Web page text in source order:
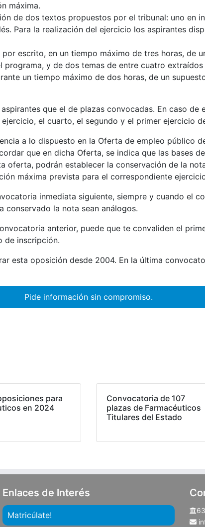
máxima.
de dos textos propuestos por el tribunal: uno en
Para la realización del ejercicio los aspirantes
escrito, en un tiempo máximo de tres horas, de
programa, y de dos temas de entre cuatro
un tiempo máximo de dos horas, de un
que el de plazas convocadas. En caso de
el cuarto, el segundo y el primer ejercicio
a lo dispuesto en la Oferta de empleo público
que en dicha Oferta, se indica que las bases
oferta, podrán establecer la conservación de la
máxima prevista para el correspondiente
inmediata siguiente, siempre y cuando el
conservado la nota sean análogos.
anterior, puede que te convaliden el
de inscripción.
esta oposición desde 2004. En la última
Pide información sin compromiso.
para
en 2024
Convocatoria de 107
plazas de Farmacéuticos
Titulares del Estado
Enlaces de Interés
Matricúlate!